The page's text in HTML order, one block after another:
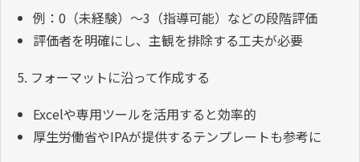
例：0（未経験）〜3（指導可能）などの段階評価
評価者を明確にし、主観を排除する工夫が必要
5. フォーマットに沿って作成する
Excelや専用ツールを活用すると効率的
厚生労働省やIPAが提供するテンプレートも参考に